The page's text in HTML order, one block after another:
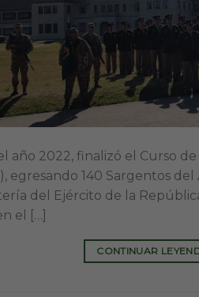
año 2022, finalizó el Curso
egresando 140 Sargentos
del Ejército de la
el […]
CONTINUAR